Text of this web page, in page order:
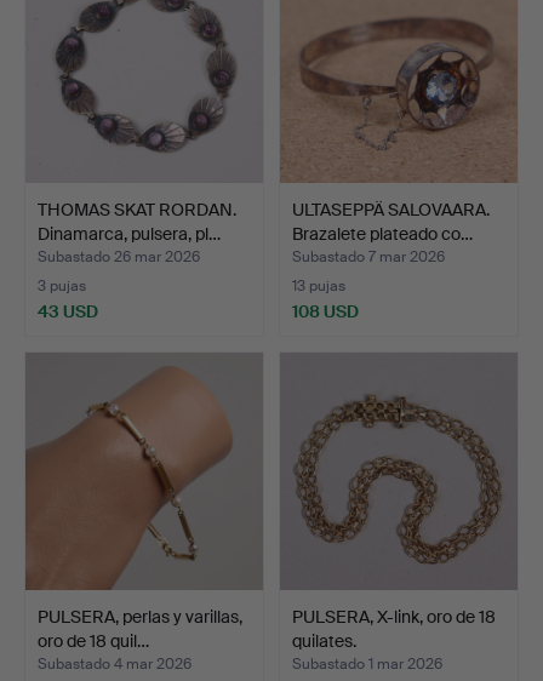
THOMAS SKAT RORDAN.
Dinamarca, pulsera, pl…
Subastado 26 mar 2026
3 pujas
43 USD
ULTASEPPÄ SALOVAARA.
Brazalete plateado co…
Subastado 7 mar 2026
13 pujas
108 USD
PULSERA, perlas y varillas,
oro de 18 quil…
Subastado 4 mar 2026
PULSERA, X-link, oro de 18
quilates.
Subastado 1 mar 2026